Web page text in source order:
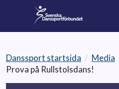
Danssport startsida / Media
Prova på Rullstolsdans!